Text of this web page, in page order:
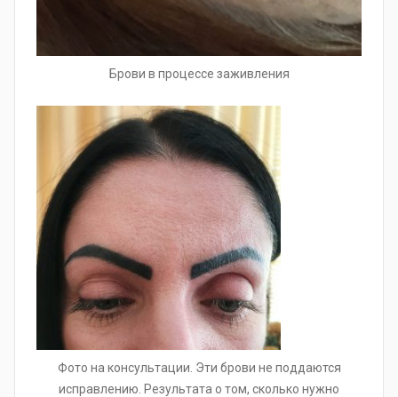
Брови в процессе заживления
Фото на консультации. Эти брови не поддаются
исправлению. Результата о том, сколько нужно